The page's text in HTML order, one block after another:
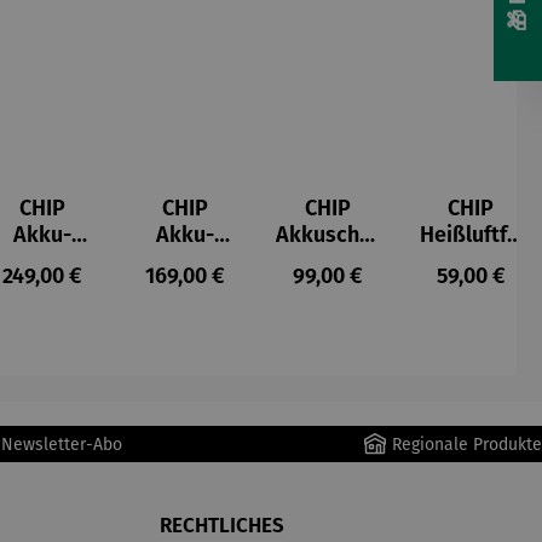
CHIP
Akku-
Staubsau
ger
Regulärer Preis:
249,00 €
CHIP
Akku-
Staubsau
ger DS02
Regulärer Preis:
169,00 €
CHIP
Akkuschra
uber
Regulärer Preis:
99,00 €
CHIP
Heißluftfri
tteuse
Regulärer
59,00 €
Abo Regionale Produkte
RECHTLICHES